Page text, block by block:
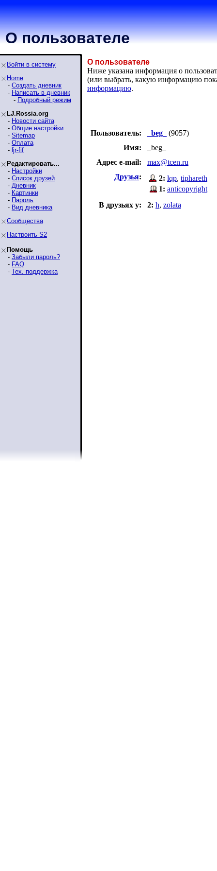
О пользователе
Войти в систему
Home
- Создать дневник
- Написать в дневник
- Подробный режим
LJ.Rossia.org
- Новости сайта
- Общие настройки
- Sitemap
- Оплата
- ljr-fif
Редактировать...
- Настройки
- Список друзей
- Дневник
- Картинки
- Пароль
- Вид дневника
Сообщества
Настроить S2
Помощь
- Забыли пароль?
- FAQ
- Тех. поддержка
О пользователе
Ниже указана информация о
(или выбрать, какую информацию
информацию.
Пользователь: _beg_
(9057)
Имя:
_beg_
Адрес e-mail:
max@tcen.ru
Друзья: 2: lqp, tiphareth
1: anticopyright
В друзьях у:
2: h, zolata